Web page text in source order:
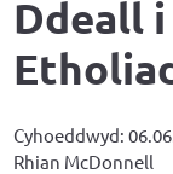
Ddeall
Cyhoeddwyd:
Rhian McDonnell